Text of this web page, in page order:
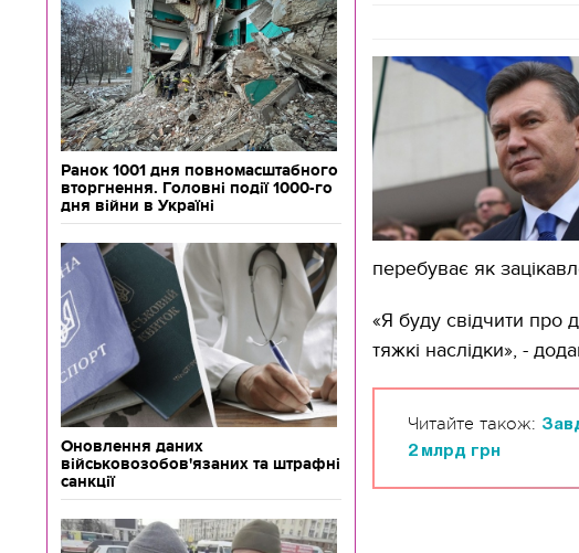
Ранок 1001 дня повномасштабного
вторгнення. Головні події 1000-го
дня війни в Україні
Оновлення даних
військовозобов'язаних та штрафні
санкції
перебуває як
«Я буду свідчити про
тяжкі наслідки», -
Читайте також:
2 млрд грн